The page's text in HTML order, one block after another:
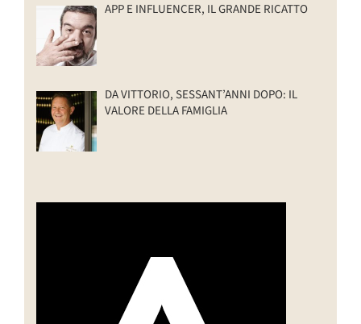
APP E INFLUENCER, IL GRANDE RICATTO
DA VITTORIO, SESSANT’ANNI DOPO: IL
VALORE DELLA FAMIGLIA